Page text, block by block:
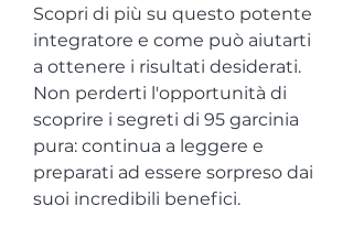
Scopri di più su questo potente
integratore e come può aiutarti
a ottenere i risultati desiderati.
Non perderti l'opportunità di
scoprire i segreti di 95 garcinia
pura: continua a leggere e
preparati ad essere sorpreso dai
suoi incredibili benefici.